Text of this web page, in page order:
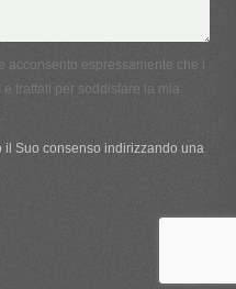
e acconsento espressamente che i
trattati per soddisfare la mia
Suo consenso indirizzando una